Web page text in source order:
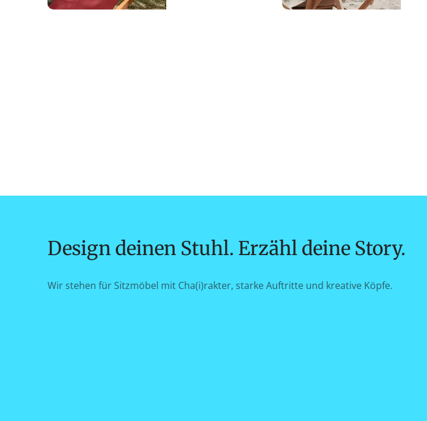
Design deinen Stuhl. Erzähl deine Story.
Wir stehen für Sitzmöbel mit Cha(i)rakter, starke Auftritte und kreative Köpfe.